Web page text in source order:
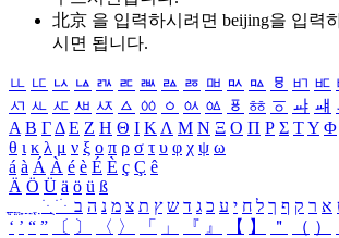
北京 을 입력하시려면 beijing을 입력
시면 됩니다.
ㅥ ㅦ ㅧ ㅨ ㅩ ㅪ ㅫ ㅬ ㅭ ㅮ ㅯ ㅰ ㅱ ㅲ ㅳ
ㅺ ㅻ ㅼ ㅽ ㅾ ㅿ ㆀ ㆁ ㆂ ㆃ ㆄ ㆅ ㆆ ㆇ ㆈ
Α Β ΓΔ Ε Ζ Η Θ Ι ΚΛ Μ Ν Ξ Ο Π Ρ Σ ΤΥ Φ
θ ι κ λ μ ν ξ ο π ρ σ τ υ φ χ ψ ω
á à Á À é è É È ç Ç ê
Ä Ö Ü ä ö ü ß
ִֶֹ ֻּ ׁׂ א ר ק ף ך ל ח י ע כ ג ד ש ץ ת צ מ נ ה ב
‘ ’ “ ” 〔 〕 〈 〉 「 」 『 』 【 】 ＂ （ ）